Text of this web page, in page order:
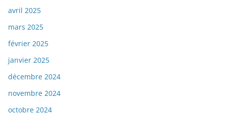
avril 2025
mars 2025
février 2025
janvier 2025
décembre 2024
novembre 2024
octobre 2024